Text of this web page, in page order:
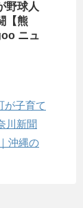
野球人
【熊
ニュ
が子育て
川新聞
沖縄の